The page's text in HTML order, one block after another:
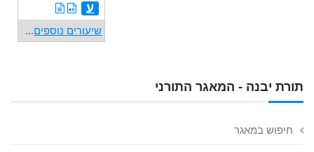
תורת יבנה - המאגר התורני
חיפוש במאגר
ע
שיעורים נוספים...